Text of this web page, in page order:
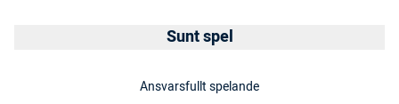
Sunt spel
Ansvarsfullt spelande